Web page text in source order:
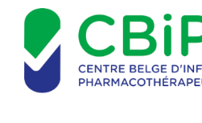
Passer
contenu